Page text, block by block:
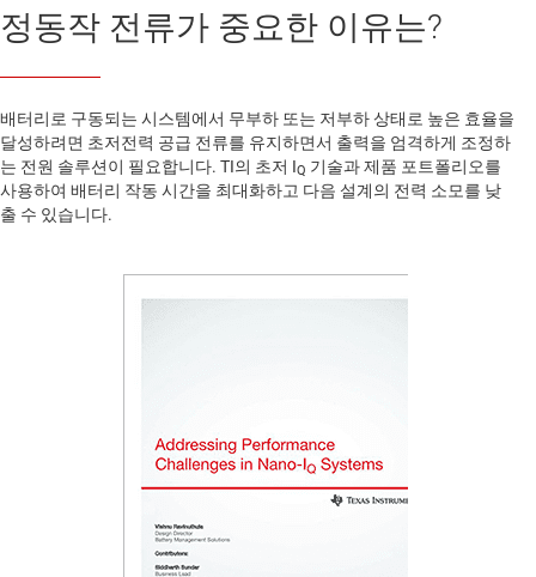
정동작 전류가 중요한 이유는?
배터리로 구동되는 시스템에서 무부하 또는 저부하 상태로 높은 효율을
달성하려면 초저전력 공급 전류를 유지하면서 출력을 엄격하게 조정하
는 전원 솔루션이 필요합니다. TI의 초저 IQ 기술과 제품 포트폴리오를
사용하여 배터리 작동 시간을 최대화하고 다음 설계의 전력 소모를 낮
출 수 있습니다.